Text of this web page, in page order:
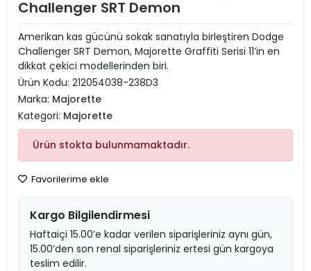
Challenger SRT Demon
Amerikan kas gücünü sokak sanatıyla birleştiren Dodge
Challenger SRT Demon, Majorette Graffiti Serisi 11’in en
dikkat çekici modellerinden biri.
Ürün Kodu: 212054038-238D3
Marka: Majorette
Kategori: Majorette
Ürün stokta bulunmamaktadır.
Favorilerime ekle
Kargo Bilgilendirmesi
Haftaiçi 15.00’e kadar verilen siparişleriniz aynı gün,
15.00’den son renal siparişleriniz ertesi gün kargoya
teslim edilir.